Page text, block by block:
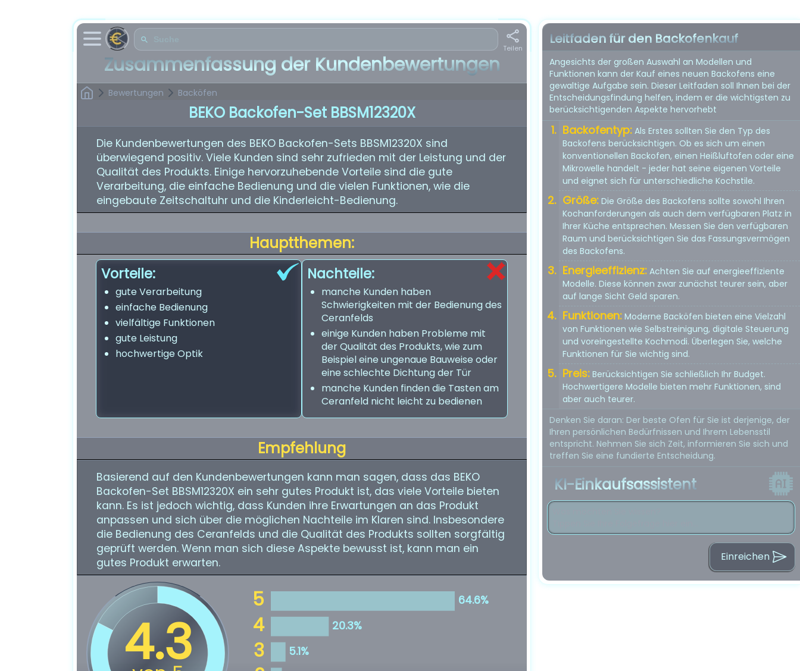
Teilen
Zusammenfassung der Kundenbewertungen
Bewertungen Backöfen
BEKO Backofen-Set BBSM12320X
Die Kundenbewertungen des BEKO Backofen-Sets BBSM12320X sind
überwiegend positiv. Viele Kunden sind sehr zufrieden mit der Leistung und der
Qualität des Produkts. Einige hervorzuhebende Vorteile sind die gute
Verarbeitung, die einfache Bedienung und die vielen Funktionen, wie die
eingebaute Zeitschaltuhr und die Kinderleicht-Bedienung.
Hauptthemen:
Vorteile:
gute Verarbeitung
einfache Bedienung
vielfältige Funktionen
gute Leistung
hochwertige Optik
Nachteile:
manche Kunden haben
Schwierigkeiten mit der Bedienung des
Ceranfelds
einige Kunden haben Probleme mit
der Qualität des Produkts, wie zum
Beispiel eine ungenaue Bauweise oder
eine schlechte Dichtung der Tür
manche Kunden finden die Tasten am
Ceranfeld nicht leicht zu bedienen
Empfehlung
Basierend auf den Kundenbewertungen kann man sagen, dass das BEKO
Backofen-Set BBSM12320X ein sehr gutes Produkt ist, das viele Vorteile bieten
kann. Es ist jedoch wichtig, dass Kunden ihre Erwartungen an das Produkt
anpassen und sich über die möglichen Nachteile im Klaren sind. Insbesondere
die Bedienung des Ceranfelds und die Qualität des Produkts sollten sorgfältig
geprüft werden. Wenn man sich diese Aspekte bewusst ist, kann man ein
gutes Produkt erwarten.
Leitfaden für den Backofenkauf
Angesichts der großen Auswahl an Modellen und
Funktionen kann der Kauf eines neuen Backofens eine
gewaltige Aufgabe sein. Dieser Leitfaden soll Ihnen bei der
Entscheidungsfindung helfen, indem er die wichtigsten zu
berücksichtigenden Aspekte hervorhebt
Backofentyp: Als Erstes sollten Sie den Typ des
Backofens berücksichtigen. Ob es sich um einen
konventionellen Backofen, einen Heißluftofen oder eine
Mikrowelle handelt - jeder hat seine eigenen Vorteile
und eignet sich für unterschiedliche Kochstile.
Größe: Die Größe des Backofens sollte sowohl Ihren
Kochanforderungen als auch dem verfügbaren Platz in
Ihrer Küche entsprechen. Messen Sie den verfügbaren
Raum und berücksichtigen Sie das Fassungsvermögen
des Backofens.
Energieeffizienz: Achten Sie auf energieeffiziente
Modelle. Diese können zwar zunächst teurer sein, aber
auf lange Sicht Geld sparen.
Funktionen: Moderne Backöfen bieten eine Vielzahl
von Funktionen wie Selbstreinigung, digitale Steuerung
und voreingestellte Kochmodi. Überlegen Sie, welche
Funktionen für Sie wichtig sind.
Preis: Berücksichtigen Sie schließlich Ihr Budget.
Hochwertigere Modelle bieten mehr Funktionen, sind
aber auch teurer.
Denken Sie daran: Der beste Ofen für Sie ist derjenige, der
Ihren persönlichen Bedürfnissen und Ihrem Lebensstil
entspricht. Nehmen Sie sich Zeit, informieren Sie sich und
treffen Sie eine fundierte Entscheidung.
KI-Einkaufsassistent
Einreichen